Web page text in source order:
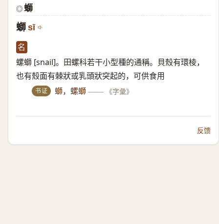
◎ 螄
螄 sī
名
螺螄 [snail]。田螺科若干小型種的通稱。貝殼有環棱，
也有殼面有棘狀或乳頭狀突起的，可供食用
书证 螄，螺螄 —— 《字彙》
反馈